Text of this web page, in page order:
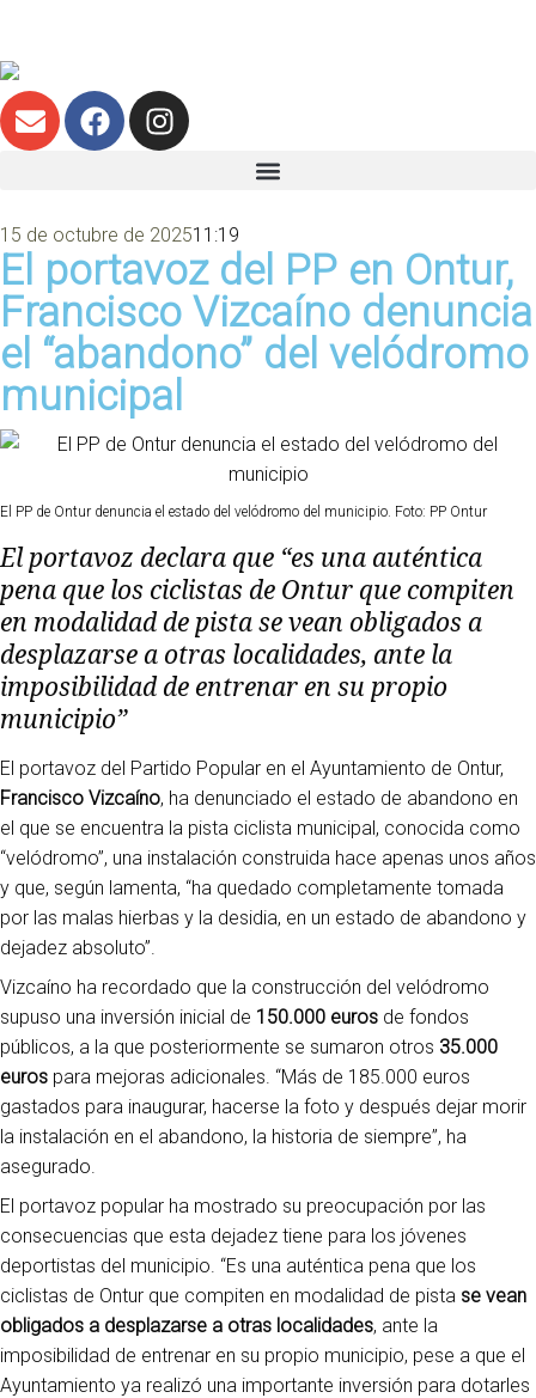
15 de octubre de 202511:19
El portavoz del PP en Ontur,
Francisco Vizcaíno denuncia
el “abandono” del velódromo
municipal
El PP de Ontur denuncia el estado del velódromo del municipio. Foto: PP Ontur
El portavoz declara que “es una auténtica
pena que los ciclistas de Ontur que compiten
en modalidad de pista se vean obligados a
desplazarse a otras localidades, ante la
imposibilidad de entrenar en su propio
municipio”
El portavoz del Partido Popular en el Ayuntamiento de Ontur,
Francisco Vizcaíno, ha denunciado el estado de abandono en
el que se encuentra la pista ciclista municipal, conocida como
“velódromo”, una instalación construida hace apenas unos años
y que, según lamenta, “ha quedado completamente tomada
por las malas hierbas y la desidia, en un estado de abandono y
dejadez absoluto”.
Vizcaíno ha recordado que la construcción del velódromo
supuso una inversión inicial de 150.000 euros de fondos
públicos, a la que posteriormente se sumaron otros 35.000
euros para mejoras adicionales. “Más de 185.000 euros
gastados para inaugurar, hacerse la foto y después dejar morir
la instalación en el abandono, la historia de siempre”, ha
asegurado.
El portavoz popular ha mostrado su preocupación por las
consecuencias que esta dejadez tiene para los jóvenes
deportistas del municipio. “Es una auténtica pena que los
ciclistas de Ontur que compiten en modalidad de pista se vean
obligados a desplazarse a otras localidades, ante la
imposibilidad de entrenar en su propio municipio, pese a que el
Ayuntamiento ya realizó una importante inversión para dotarles